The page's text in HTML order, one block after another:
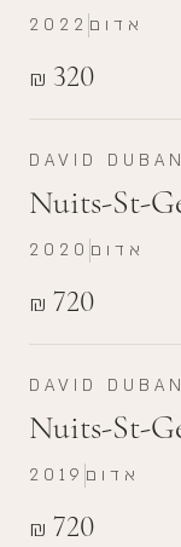
₪ 320
2022 אדום
DAVID
Nuits-St-
₪ 720
2020 אדום
DAVID
Nuits-St-
₪ 720
2019 אדום